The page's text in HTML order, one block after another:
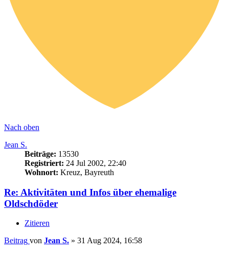
Nach oben
Jean S.
Beiträge: 13530
Registriert: 24 Jul 2002, 22:40
Wohnort: Kreuz, Bayreuth
Re: Aktivitäten und Infos über ehemalige
Oldschdöder
Zitieren
Beitrag von Jean S. » 31 Aug 2024, 16:58